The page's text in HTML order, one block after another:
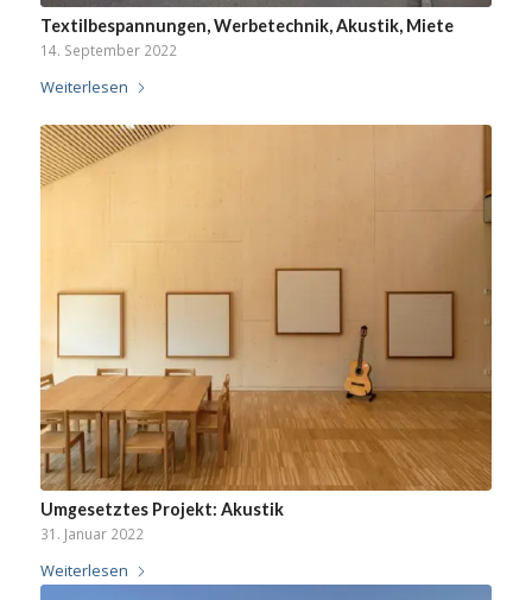
Textilbespannungen, Werbetechnik, Akustik, Miete
14. September 2022
Weiterlesen
Umgesetztes Projekt: Akustik
31. Januar 2022
Weiterlesen